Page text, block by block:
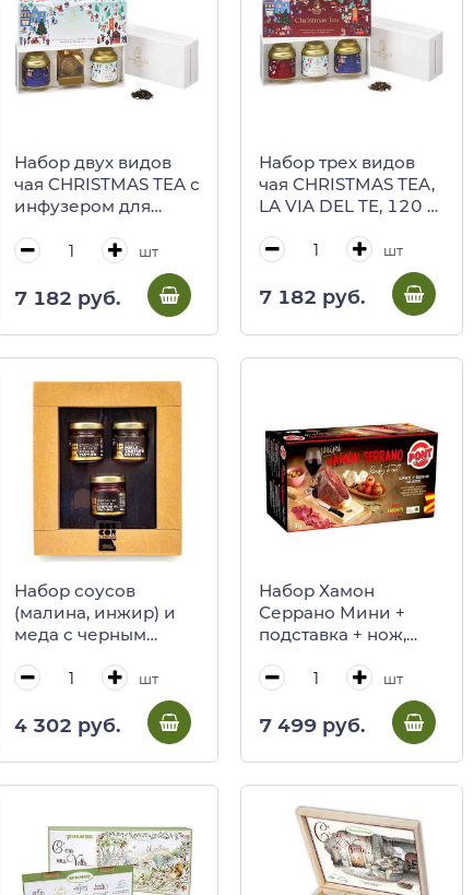
Набор двух видов
чая CHRISTMAS TEA с
инфузером для
DEL TE, 80 г (ж/б в
коробке)
шт
7 182 руб.
Набор трех видов
чая CHRISTMAS TEA,
LA VIA DEL TE, 120 г
коробке)
шт
7 182 руб.
Набор соусов
(малина, инжир) и
меда c черным
CALUGI, 120/400 г
шт
4 302 руб.
Набор Хамон
Серрано Мини +
подставка + нож,
сыровяленый Pont,
шт
7 499 руб.